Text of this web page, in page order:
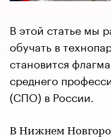
В этой статье мы
обучать в
становится
среднего
(СПО) в России.
В Нижнем